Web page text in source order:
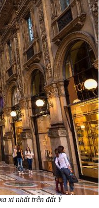
xỉ nhất trên đất Ý